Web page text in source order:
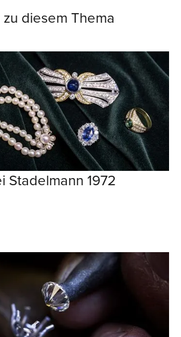
diesem Thema
Stadelmann 1972